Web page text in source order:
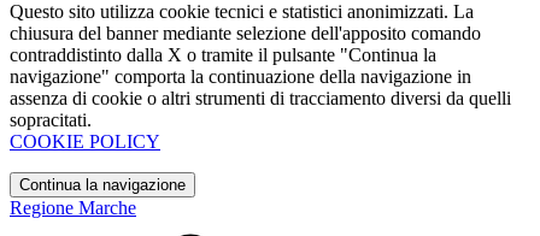
Questo sito utilizza cookie tecnici e statistici anonimizzati. La
chiusura del banner mediante selezione dell'apposito comando
contraddistinto dalla X o tramite il pulsante "Continua la
navigazione" comporta la continuazione della navigazione in
assenza di cookie o altri strumenti di tracciamento diversi da quelli
sopracitati.
COOKIE POLICY
Continua la navigazione
Regione Marche